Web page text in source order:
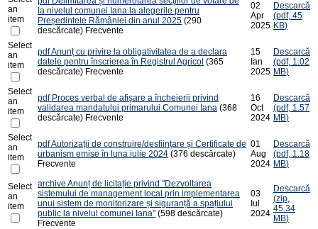
an
item
la nivelul comunei Iana la alegerile pentru
Președintele Rămâniei din anul 2025 (290
descărcate) Frecvente
02
Apr
2025
Descarcă
(pdf, 45
KB)
Select
an
item
pdfAnunț cu privire la obligativitatea de a declara
datele pentru înscrierea în Registrul Agricol (365
descărcate) Frecvente
15
Ian
2025
Descarcă
(pdf, 1.02
MB)
Select
an
item
pdf Proces verbal de afișare a încheierii privind
validarea mandatului primarului Comunei Iana (368
descărcate) Frecvente
16
Oct
2024
Descarcă
(pdf, 1.57
MB)
Select
an
item
pdfAutorizații de construire/desființare și Certificate de
urbanism emise în luna iulie 2024 (376 descărcate)
Frecvente
01
Aug
2024
Descarcă
(pdf, 1.18
MB)
Select
an
item
archive Anunț de licitație privind "Dezvoltarea
sistemului de management local prin implementarea
unui sistem de monitorizare și siguranță a spațiului
public la nivelul comunei Iana" (598 descărcate)
Frecvente
03
Iul
2024
Descarcă
(zip,
45.34
MB)